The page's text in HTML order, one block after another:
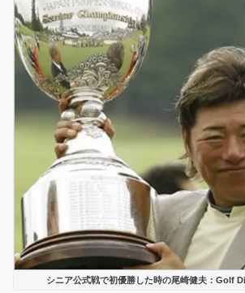
シニア公式戦で初優勝した時の尾崎健夫：Golf